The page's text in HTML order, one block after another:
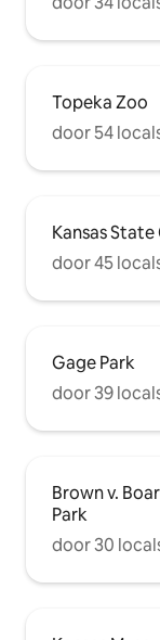
Topeka Zoo
door 54
Kansas
door 45
Gage Park
door 39
Brown v.
Park
door 30